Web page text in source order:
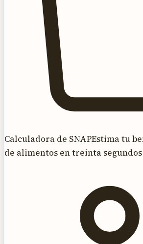
Calculadora de SNAPEstima tu
de alimentos en treinta segundos